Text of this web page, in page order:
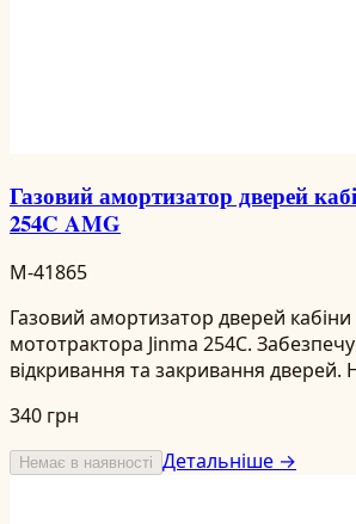
Газовий амортизатор дверей
254C AMG
M-41865
Газовий амортизатор дверей кабіни
мототрактора Jinma 254C.
відкривання та закривання дверей.
340 грн
Немає в наявності Детальніше →